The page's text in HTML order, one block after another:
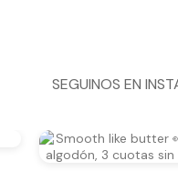
SEGUINOS EN